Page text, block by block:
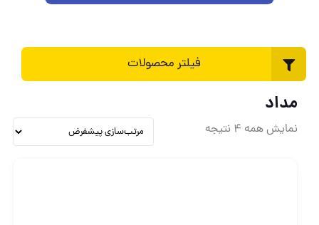
فیلتر محصولات
مداد
نمایش همه 4 نتیجه